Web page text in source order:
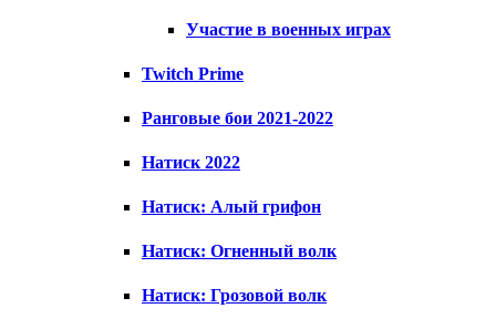
Участие в военных играх
Twitch Prime
Ранговые бои 2021-2022
Натиск 2022
Натиск: Алый грифон
Натиск: Огненный волк
Натиск: Грозовой волк